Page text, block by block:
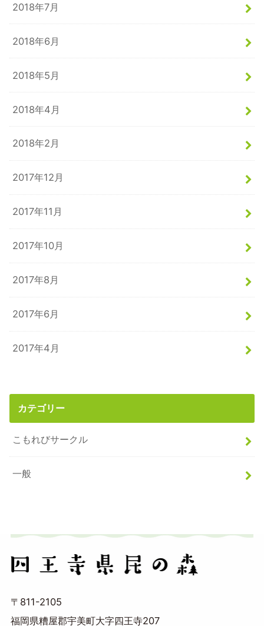
2018年7月
2018年6月
2018年5月
2018年4月
2018年2月
2017年12月
2017年11月
2017年10月
2017年8月
2017年6月
2017年4月
カテゴリー
こもれびサークル
一般
〒811-2105
福岡県糟屋郡宇美町大字四王寺207